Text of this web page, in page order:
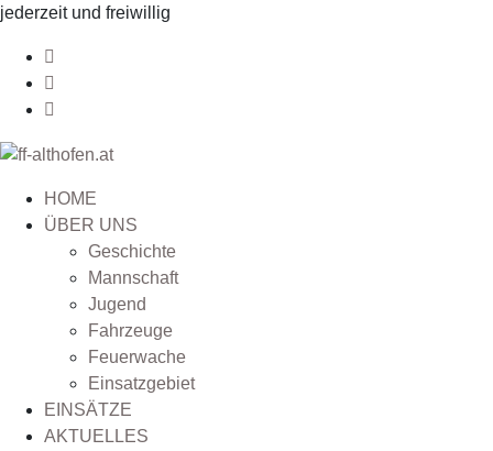
jederzeit und freiwillig
HOME
ÜBER UNS
Geschichte
Mannschaft
Jugend
Fahrzeuge
Feuerwache
Einsatzgebiet
EINSÄTZE
AKTUELLES